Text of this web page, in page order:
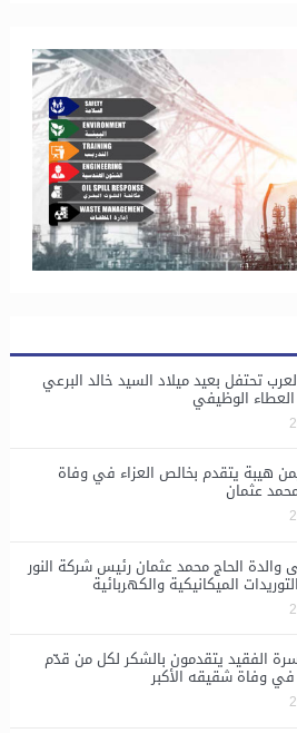
تحتفل بعيد ميلاد السيد خالد البرعي
الوظيفي
هيبة يتقدم بخالص العزاء في وفاة
عثمان
والدة الحاج محمد عثمان رئيس شركة النور
الميكانيكية والكهربائية
الفقيد يتقدمون بالشكر لكل من قدّم
في وفاة شقيقه الأكبر